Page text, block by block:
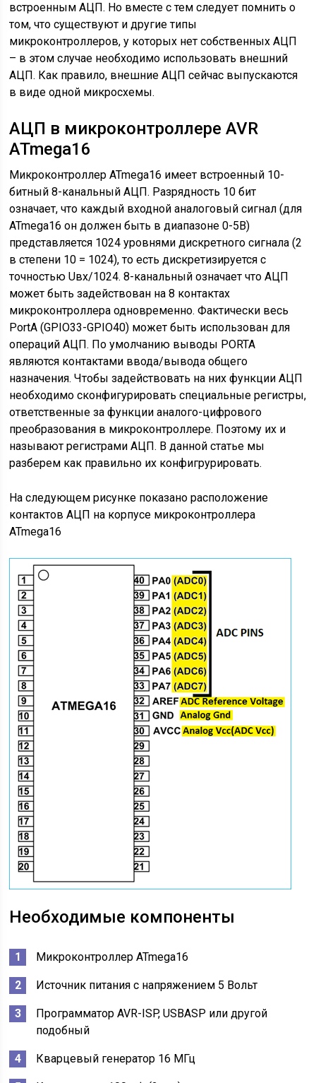
встроенным АЦП. Но вместе с тем следует помнить о
том, что существуют и другие типы
микроконтроллеров, у которых нет собственных АЦП
– в этом случае необходимо использовать внешний
АЦП. Как правило, внешние АЦП сейчас выпускаются
в виде одной микросхемы.
АЦП в микроконтроллере AVR
ATmega16
Микроконтроллер ATmega16 имеет встроенный 10-
битный 8-канальный АЦП. Разрядность 10 бит
означает, что каждый входной аналоговый сигнал (для
ATmega16 он должен быть в диапазоне 0-5В)
представляется 1024 уровнями дискретного сигнала (2
в степени 10 = 1024), то есть дискретизируется с
точностью Uвх/1024. 8-канальный означает что АЦП
может быть задействован на 8 контактах
микроконтроллера одновременно. Фактически весь
PortA (GPIO33-GPIO40) может быть использован для
операций АЦП. По умолчанию выводы PORTA
являются контактами ввода/вывода общего
назначения. Чтобы задействовать на них функции АЦП
необходимо сконфигурировать специальные регистры,
ответственные за функции аналого-цифрового
преобразования в микроконтроллере. Поэтому их и
называют регистрами АЦП. В данной статье мы
разберем как правильно их конфигрурировать.
На следующем рисунке показано расположение
контактов АЦП на корпусе микроконтроллера
ATmega16
Необходимые компоненты
Микроконтроллер ATmega16
Источник питания с напряжением 5 Вольт
Программатор AVR-ISP, USBASP или другой
подобный
Кварцевый генератор 16 МГц